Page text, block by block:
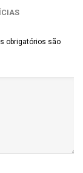
obrigatórios são